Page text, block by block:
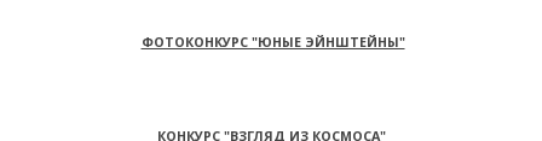
ФОТОКОНКУРС "ЮНЫЕ ЭЙНШТЕЙНЫ"
КОНКУРС "ВЗГЛЯД ИЗ КОСМОСА"